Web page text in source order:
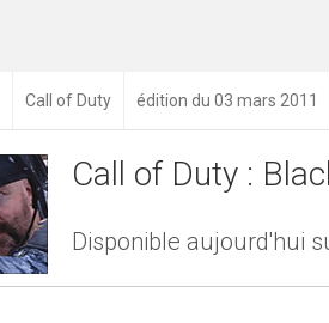
Call of Duty édition du 03 mars 2011
Call of Duty :
Disponible aujourd'hui